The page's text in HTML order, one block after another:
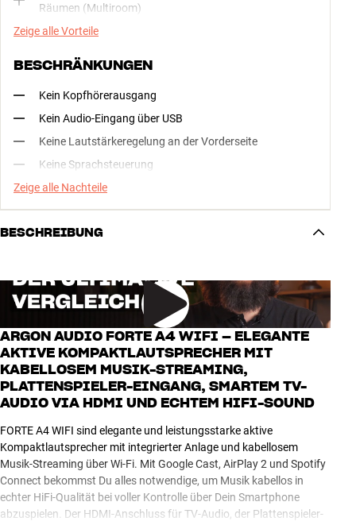
Räumen (Multiroom)
Zeige alle Vorteile
BESCHRÄNKUNGEN
Kein Kopfhörerausgang
Kein Audio-Eingang über USB
Keine Lautstärkeregelung an der Vorderseite
Keine Sprachsteuerung
Zeige alle Nachteile
BESCHREIBUNG
ARGON AUDIO FORTE A4 WIFI – ELEGANTE
AKTIVE KOMPAKTLAUTSPRECHER MIT
KABELLOSEM MUSIK-STREAMING,
PLATTENSPIELER-EINGANG, SMARTEM TV-
AUDIO VIA HDMI UND ECHTEM HIFI-SOUND
FORTE A4 WIFI sind elegante und leistungsstarke aktive
Kompaktlautsprecher mit integrierter Anlage und kabellosem
Musik-Streaming über Wi-Fi. Mit Google Cast, AirPlay 2 und Spotify
Connect bekommst Du alles notwendige, um Musik kabellos in
echter HiFi-Qualität bei voller Kontrolle über Dein Smartphone
abzuspielen. Der HDMI-Anschluss für TV-Audio, der Plattenspieler-